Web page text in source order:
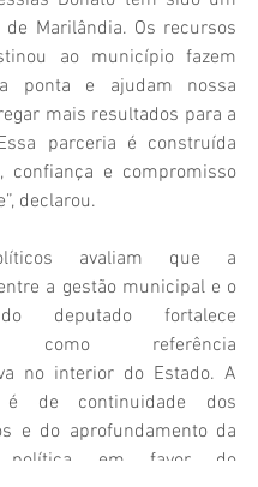
de Marilândia. Os recursos
ao município fazem
ponta e ajudam nossa
mais resultados para a
parceria é construída
confiança e compromisso
declarou.
avaliam que a
a gestão municipal e o
deputado fortalece
como referência
no interior do Estado. A
é de continuidade dos
e do aprofundamento da
política em favor do